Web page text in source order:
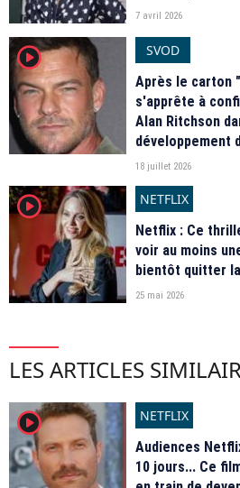
7 avril 2026
player2
SVOD
Après le carton
s'apprête à
Alan Ritchson
développement
18 juillet 2026
player2
NETFLIX
Netflix : Ce
voir au moins
bientôt quitter
25 mai 2026
LES ARTICLES
player2
NETFLIX
Audiences
10 jours... Ce